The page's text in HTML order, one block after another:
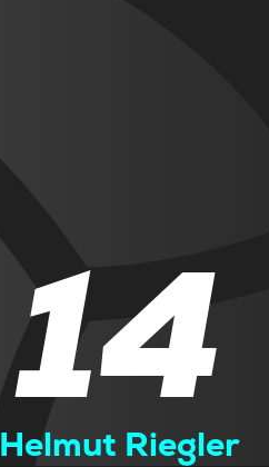
14
Helmut Riegler